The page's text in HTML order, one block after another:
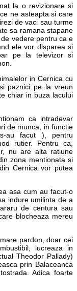
la o revizionare si
ne asteapta si care
de vaci sau turme
sa ramana stapane
vedere pentru ca e
ele vor disparea si
pe la televizor si
in Cernica cu
paznici pe la vreun
chiar in buza lacului
ca intradevar
de munca, in functie
au facut ), pentru
rutier. Pentru ca,
nu are alta ratiune
zona mentionata si
Cernica vor putea
asa cum au facut-o
indure umilinta de a
de centura sau
blocheaza mereu
pardon, doar cei
lucreaza in
Theodor Pallady)
prin Balaceanca
Adica foarte